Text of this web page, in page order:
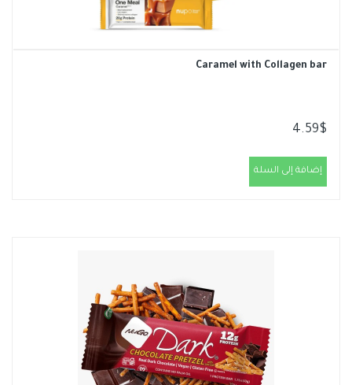
Caramel with Collagen bar
4.59$
إضافة إلى السلة